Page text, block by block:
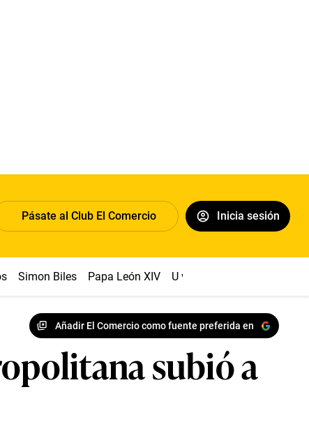
Pásate al Club El Comercio Inicia sesión
Simon Biles Papa León XIV U vs Cristal
Añadir El Comercio como fuente preferida en
subió a